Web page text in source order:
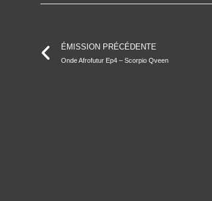
ÉMISSION PRÉCÉDENTE
Onde Afrofutur Ep4 – Scorpio Qveen